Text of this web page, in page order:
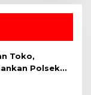
Toko,
Polsek